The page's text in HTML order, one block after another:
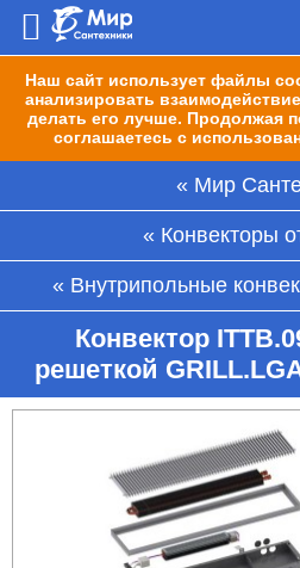
Наш сайт использует файлы
анализировать
делать его лучше. Продолжая
соглашаетесь с
Мир
Конвекторы
Внутрипольные
Конвектор
решеткой